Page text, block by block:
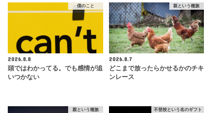
僕のこと
2026.8.8
頭ではわかってる。でも感情が追
いつかない
親という種族
2026.8.7
どこまで放ったらかせるかのチキ
ンレース
親という種族 不登校という名のギフト